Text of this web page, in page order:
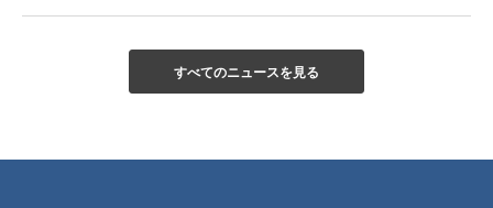
すべてのニュースを見る